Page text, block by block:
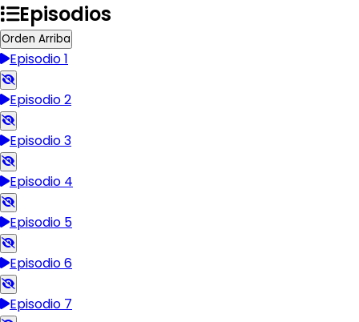
Episodios
Orden Arriba
Episodio 1
Episodio 2
Episodio 3
Episodio 4
Episodio 5
Episodio 6
Episodio 7